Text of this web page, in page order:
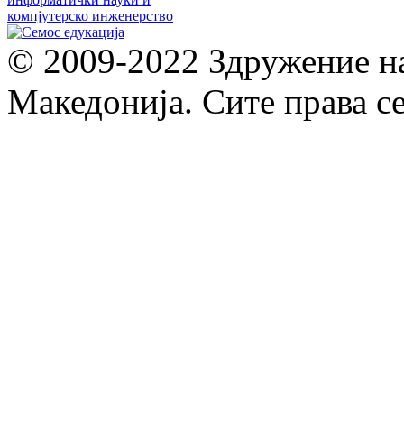
© 2009-2022 Здружение
Македонија. Сите права